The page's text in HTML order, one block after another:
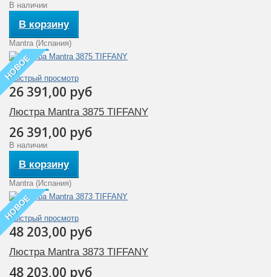
В наличии
В корзину
Mantra (Испания)
Быстрый просмотр
26 391,00 руб
НОВОЕ
Люстра Mantra 3875 TIFFANY
26 391,00 руб
В наличии
В корзину
Mantra (Испания)
Быстрый просмотр
48 203,00 руб
НОВОЕ
Люстра Mantra 3873 TIFFANY
48 203,00 руб